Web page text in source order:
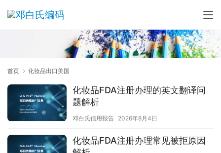
首页 化妆品出口美国
化妆品FDA注册办理的英文翻译问
题解析
邓白氏信用报告 2026年8月4日
化妆品FDA注册办理常见被拒原因